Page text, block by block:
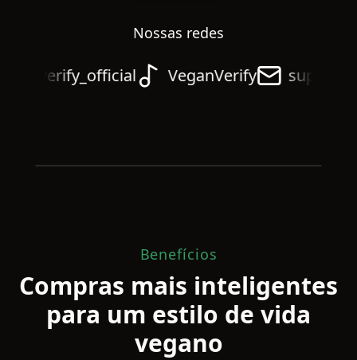
Nossas redes
VeganVerify
Benefícios
Compras mais inteligentes
para um estilo de vida
vegano